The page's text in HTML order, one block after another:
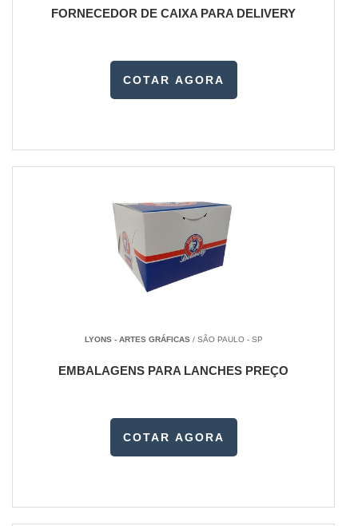
FORNECEDOR DE CAIXA PARA DELIVERY
COTAR AGORA
LYONS - ARTES GRÁFICAS/ SÃO PAULO - SP
EMBALAGENS PARA LANCHES PREÇO
COTAR AGORA